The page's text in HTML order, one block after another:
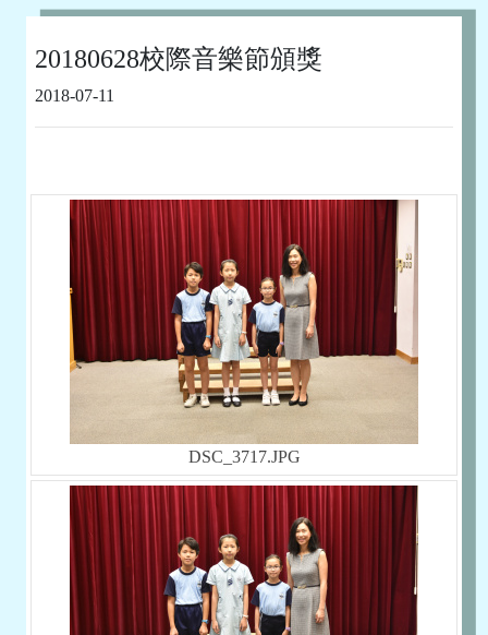
20180628校際音樂節頒獎
2018-07-11
DSC_3717.JPG